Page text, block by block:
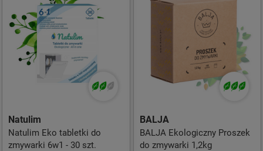
Natulim
Natulim Eko tabletki do
zmywarki 6w1 - 30 szt.
BALJA
BALJA Ekologiczny Proszek
do zmywarki 1,2kg